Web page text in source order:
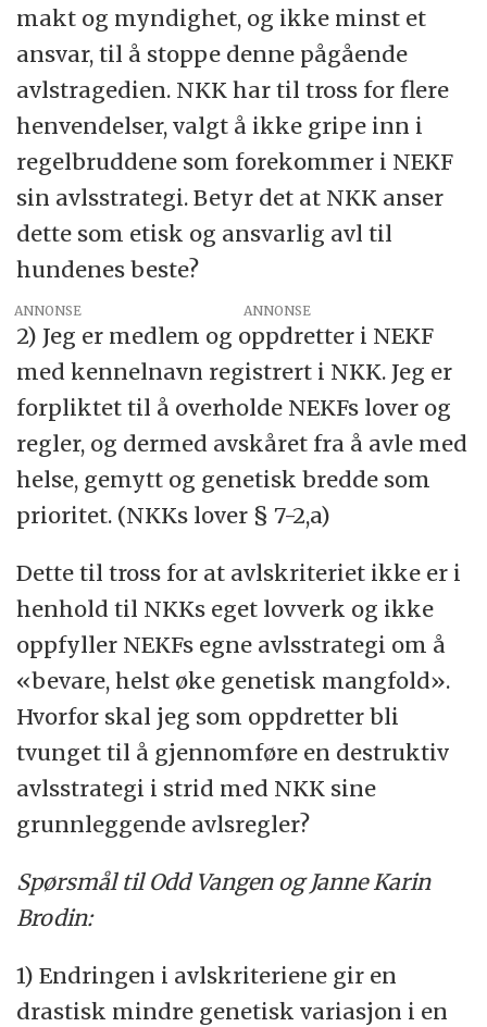
makt og myndighet, og ikke minst et
ansvar, til å stoppe denne pågående
avlstragedien. NKK har til tross for flere
henvendelser, valgt å ikke gripe inn i
regelbruddene som forekommer i NEKF
sin avlsstrategi. Betyr det at NKK anser
dette som etisk og ansvarlig avl til
hundenes beste?
ANNONSE
2) Jeg er medlem og oppdretter i NEKF
med kennelnavn registrert i NKK. Jeg er
forpliktet til å overholde NEKFs lover og
regler, og dermed avskåret fra å avle med
helse, gemytt og genetisk bredde som
prioritet. (NKKs lover § 7-2,a)
Dette til tross for at avlskriteriet ikke er i
henhold til NKKs eget lovverk og ikke
oppfyller NEKFs egne avlsstrategi om å
«bevare, helst øke genetisk mangfold».
Hvorfor skal jeg som oppdretter bli
tvunget til å gjennomføre en destruktiv
avlsstrategi i strid med NKK sine
grunnleggende avlsregler?
Spørsmål til Odd Vangen og Janne Karin
Brodin:
1) Endringen i avlskriteriene gir en
drastisk mindre genetisk variasjon i en